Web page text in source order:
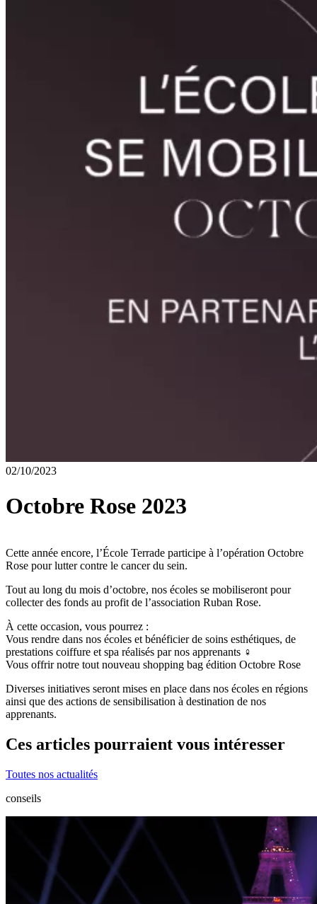
02/10/2023
Octobre Rose 2023
Cette année encore, l’École Terrade participe à l’opération Octobre
Rose pour lutter contre le cancer du sein.
Tout au long du mois d’octobre, nos écoles se mobiliseront pour
collecter des fonds au profit de l’association Ruban Rose. ️
À cette occasion, vous pourrez :
Vous rendre dans nos écoles et bénéficier de soins esthétiques, de
prestations coiffure et spa réalisés par nos apprenants ‍♀️
Vous offrir notre tout nouveau shopping bag édition Octobre Rose
Diverses initiatives seront mises en place dans nos écoles en régions
ainsi que des actions de sensibilisation à destination de nos
apprenants.
Ces articles pourraient vous intéresser
Toutes nos actualités
conseils